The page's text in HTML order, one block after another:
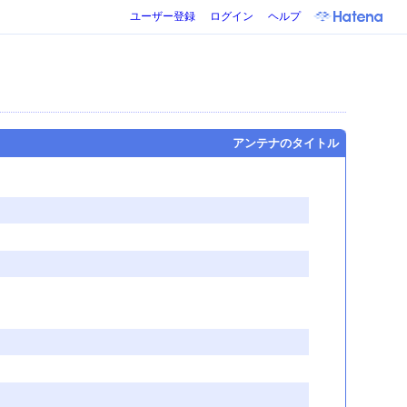
ユーザー登録 ログイン ヘルプ
アンテナのタイトル